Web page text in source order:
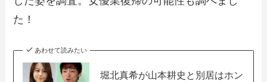
た！
あわせて読みたい
堀北真希が山本耕史と別居はホン